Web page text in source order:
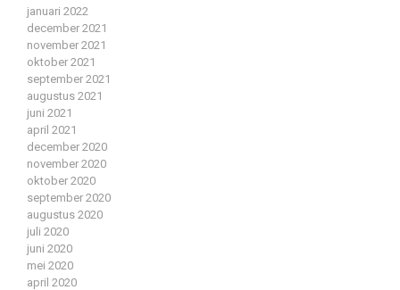
januari 2022
december 2021
november 2021
oktober 2021
september 2021
augustus 2021
juni 2021
april 2021
december 2020
november 2020
oktober 2020
september 2020
augustus 2020
juli 2020
juni 2020
mei 2020
april 2020